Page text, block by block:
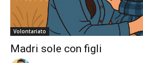
Volontariato
Madri sole con figli